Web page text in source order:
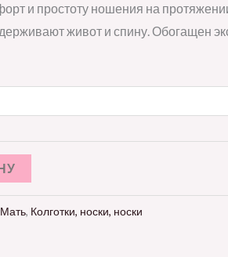
и простоту ношения на
живот и спину. Обогащен
Мать, Колготки, носки, носки